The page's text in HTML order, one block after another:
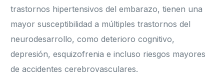
trastornos hipertensivos del embarazo, tienen una
mayor susceptibilidad a múltiples trastornos del
neurodesarrollo, como deterioro cognitivo,
depresión, esquizofrenia e incluso riesgos mayores
de accidentes cerebrovasculares.